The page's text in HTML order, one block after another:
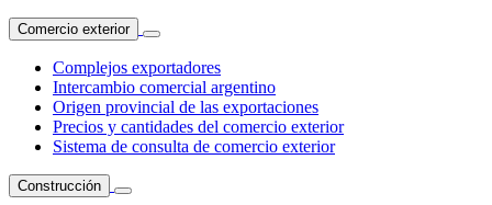
Comercio exterior
Complejos exportadores
Intercambio comercial argentino
Origen provincial de las exportaciones
Precios y cantidades del comercio exterior
Sistema de consulta de comercio exterior
Construcción